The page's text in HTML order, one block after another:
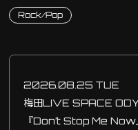
Rock/Pop
2026.08.25 TUE
梅田LIVE SPACE
『Don’t Stop Me Now